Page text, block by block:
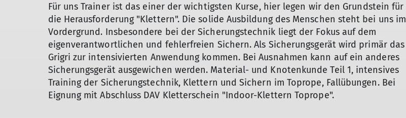
Für uns Trainer ist das einer der wichtigsten Kurse, hier legen wir den Grundstein für
die Herausforderung "Klettern". Die solide Ausbildung des Menschen steht bei uns im
Vordergrund. Insbesondere bei der Sicherungstechnik liegt der Fokus auf dem
eigenverantwortlichen und fehlerfreien Sichern. Als Sicherungsgerät wird primär das
Grigri zur intensivierten Anwendung kommen. Bei Ausnahmen kann auf ein anderes
Sicherungsgerät ausgewichen werden. Material- und Knotenkunde Teil 1, intensives
Training der Sicherungstechnik, Klettern und Sichern im Toprope, Fallübungen. Bei
Eignung mit Abschluss DAV Kletterschein "Indoor-Klettern Toprope".